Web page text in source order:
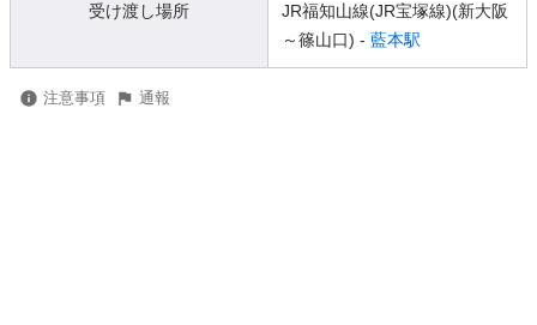
受け渡し場所
JR福知山線(JR宝塚線)(新大阪
～篠山口) - 藍本駅
注意事項 通報